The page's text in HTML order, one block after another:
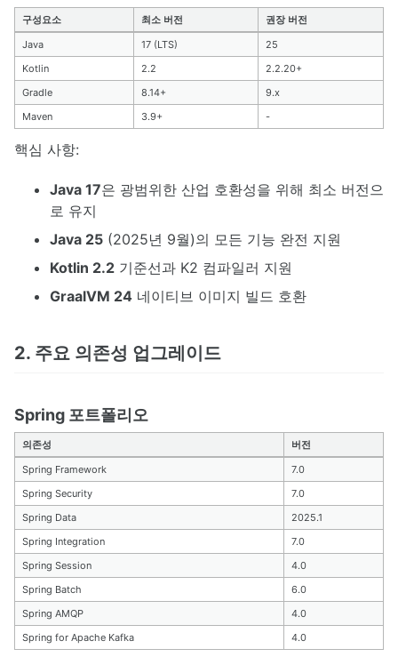
구성요소 최소 버전
권장 버전
Java
17 (LTS)
25
Kotlin
2.2
2.2.20+
Gradle
8.14+
9.x
Maven
3.9+ -
핵심 사항:
Java 17은 광범위한 산업 호환성을 위해 최소 버전으
로 유지
Java 25 (2025년 9월)의 모든 기능 완전 지원
Kotlin 2.2 기준선과 K2 컴파일러 지원
GraalVM 24 네이티브 이미지 빌드 호환
2. 주요 의존성 업그레이드
Spring 포트폴리오
의존성
버전
Spring Framework
7.0
Spring Security
7.0
Spring Data
2025.1
Spring Integration
7.0
Spring Session
4.0
Spring Batch
6.0
Spring AMQP
4.0
Spring for Apache Kafka
4.0